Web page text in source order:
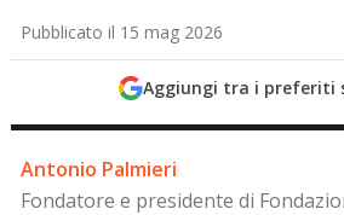
Pubblicato il 15 mag 2026
Aggiungi tra i preferiti
Antonio Palmieri
Fondatore e presidente di